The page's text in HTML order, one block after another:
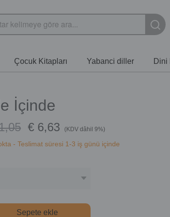
Çocuk Kitapları Yabanci diller Dini
İçinde
€ 6,63 (KDV dâhil 9%)
- Teslimat süresi 1-3 iş günü içinde
Sepete ekle